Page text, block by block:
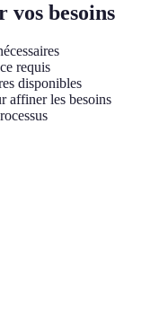
vos besoins
requis
disponibles
affiner les besoins